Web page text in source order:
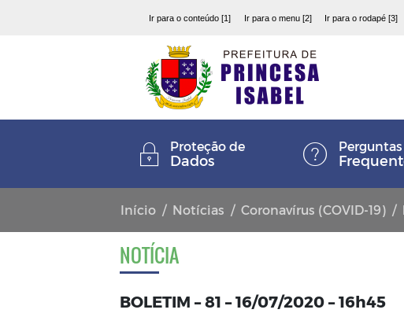
Ir para o conteúdo [1] Ir para o menu [2] Ir para o rodapé [3]
Proteção de
Dados
Perguntas
Início Notícias Coronavírus (COVID-19)
NOTÍCIA
BOLETIM – 81 – 16/07/2020 – 16h45